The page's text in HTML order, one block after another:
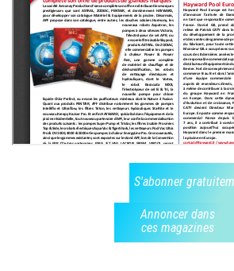
S'abonner
Annoncer dans
ces magazines